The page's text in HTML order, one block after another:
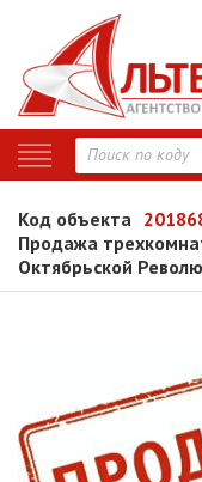
Код объекта
Продажа
Октябрьской